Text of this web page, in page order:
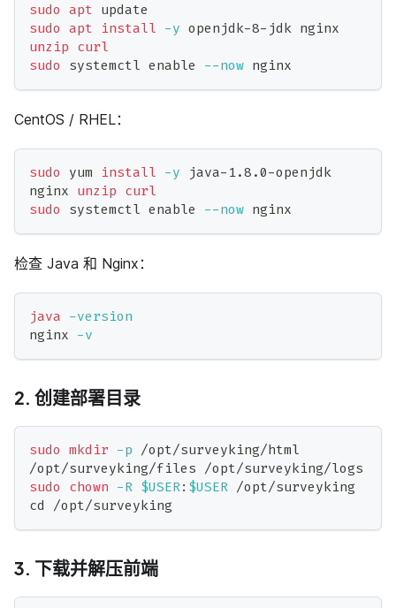
sudo apt update
sudo apt install -y
unzip curl
sudo systemctl enable --now nginx
CentOS / RHEL：
sudo yum install -y java-1.8.0-openjdk
nginx unzip curl
sudo systemctl enable --now nginx
检查 Java 和 Nginx：
java -version
nginx -v
2. 创建部署目录
sudo mkdir -p /opt/surveyking/html
/opt/surveyking/files /opt/surveyking/logs
sudo chown -R $USER: $USER /opt/surveyking
cd /opt/surveyking
3. 下载并解压前端